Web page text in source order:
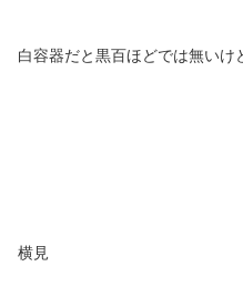
白容器だと黒百ほどでは無いけ
横見